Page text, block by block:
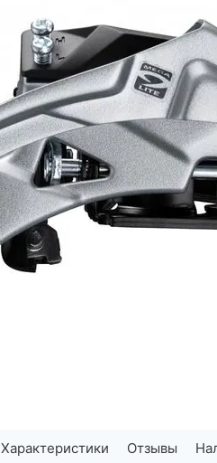
Характеристики Отзывы